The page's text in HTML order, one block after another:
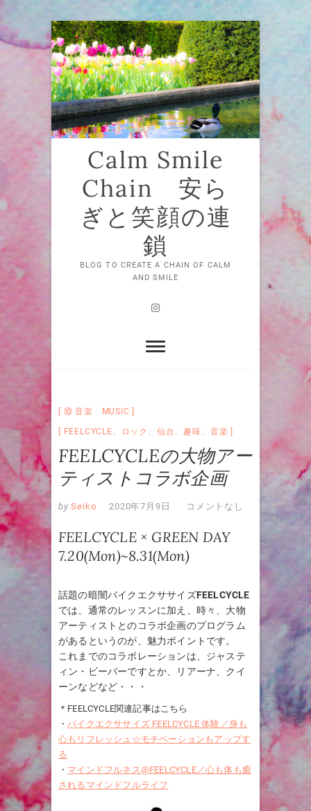
Skip
to
content
Calm Smile
Chain 安ら
ぎと笑顔の連
鎖
BLOG TO CREATE A CHAIN OF CALM
AND SMILE
Instagram
⑩ 音楽 MUSIC
FEELCYCLE ロック 仙台 趣味 音楽
FEELCYCLEの大物アー
ティストコラボ企画
by Seiko 2020年7月9日 コメントなし
FEELCYCLE × GREEN DAY
7.20(Mon)~8.31(Mon)
話題の暗闇バイクエクササイズFEELCYCLE
では、通常のレッスンに加え、時々、大物
アーティストとのコラボ企画のプログラム
があるというのが、魅力ポイントです。
これまでのコラボレーションは、ジャステ
ィン・ビーバーですとか、リアーナ、クイ
ーンなどなど・・・
＊FEELCYCLE関連記事はこちら
・ バイクエクササイズ FEELCYCLE 体験／身も
心もリフレッシュ☆モチベーションもアップす
る
・ マインドフルネス@FEELCYCLE／心も体も癒
されるマインドフルライフ